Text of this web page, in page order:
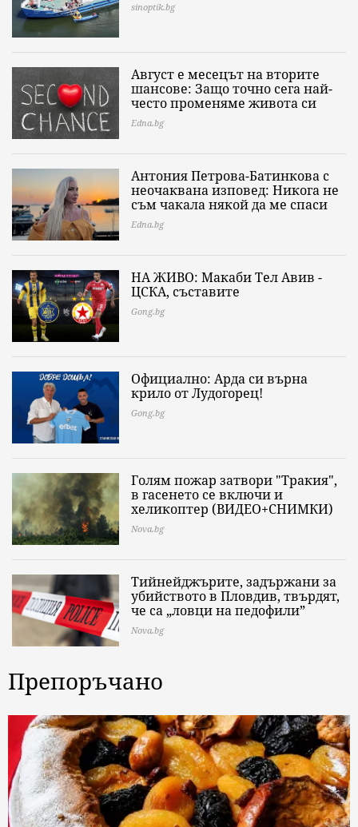
sinoptik.bg
Август е месецът на вторите
шансове: Защо точно сега най-
често променяме живота си
Edna.bg
Антония Петрова-Батинкова с
неочаквана изповед: Никога не
съм чакала някой да ме спаси
Edna.bg
НА ЖИВО: Макаби Тел Авив -
ЦСКА, съставите
Gong.bg
Официално: Арда си върна
крило от Лудогорец!
Gong.bg
Голям пожар затвори "Тракия",
в гасенето се включи и
хеликоптер (ВИДЕО+СНИМКИ)
Nova.bg
Тийнейджърите, задържани за
убийството в Пловдив, твърдят,
че са „ловци на педофили”
Nova.bg
Препоръчано